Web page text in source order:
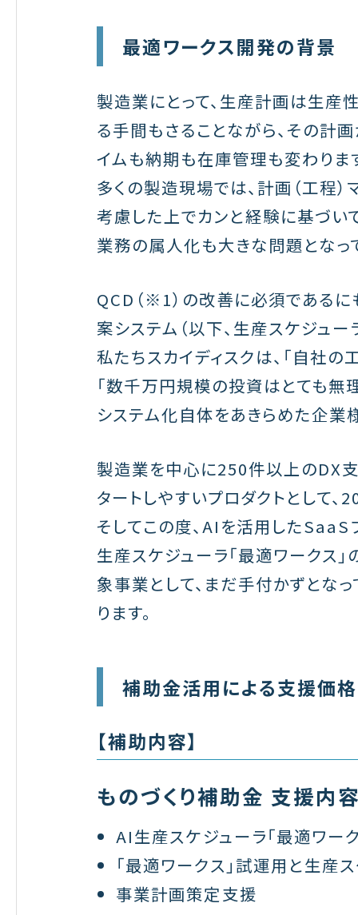
最適ワークス開発の背景
製造業にとって、生産計画は生
る手間もさることながら、その計
イムも納期も在庫管理も変わりま
多くの製造現場では、計画（工程
考慮した上でカンと経験に基づい
業務の属人化も大きな問題となっ
QCD（※1）の改善に必須である
案システム（以下、生産スケジュ
私たちスカイディスクは、「自社
「数千万円規模の投資はとても無
システム化自体をあきらめた企業
製造業を中心に250件以上のDX
タートしやすいプロダクトとして
そしてこの度、AIを活用した
生産スケジューラ「最適ワークス
象事業として、まだ手付かずとな
ります。
補助金活用による支援価
【補助内容】
ものづくり補助金 支援内
AI生産スケジューラ「最適ワー
「最適ワークス」試運用と生産
事業計画策定支援